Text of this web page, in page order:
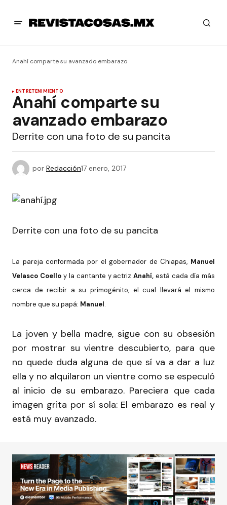
Anahí comparte su avanzado embarazo
ENTRETENIMIENTO
Anahí comparte su
avanzado embarazo
Derrite con una foto de su pancita
por Redacción17 enero, 2017
Derrite con una foto de su pancita
La pareja conformada por el gobernador de Chiapas, Manuel
Velasco Coelloy la cantante y actrizAnahí, está cada día más
cerca de recibir a su primogénito, el cual llevará el mismo
nombre que su papá: Manuel.
La joven y bella madre, sigue con su obsesión
por mostrar su vientre descubierto, para que
no quede duda alguna de que sí va a dar a luz
ella y no alquilaron un vientre como se especuló
al inicio de su embarazo. Pareciera que cada
imagen grita por sí sola: El embarazo es real y
está muy avanzado.